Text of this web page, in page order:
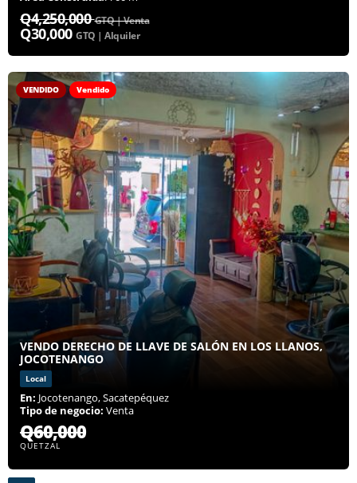
Q4,250,000GTQ | Venta
Q30,000 GTQ | Alquiler
VENDIDO Vendido
VENDO DERECHO DE LLAVE DE SALÓN EN LOS LLANOS,
JOCOTENANGO
Local
En: Jocotenango, Sacatepéquez
Tipo de negocio: Venta
Q60,000
QUETZAL